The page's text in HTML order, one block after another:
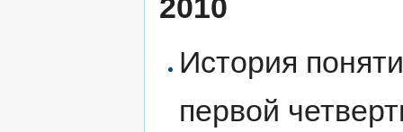
2010
История
первой